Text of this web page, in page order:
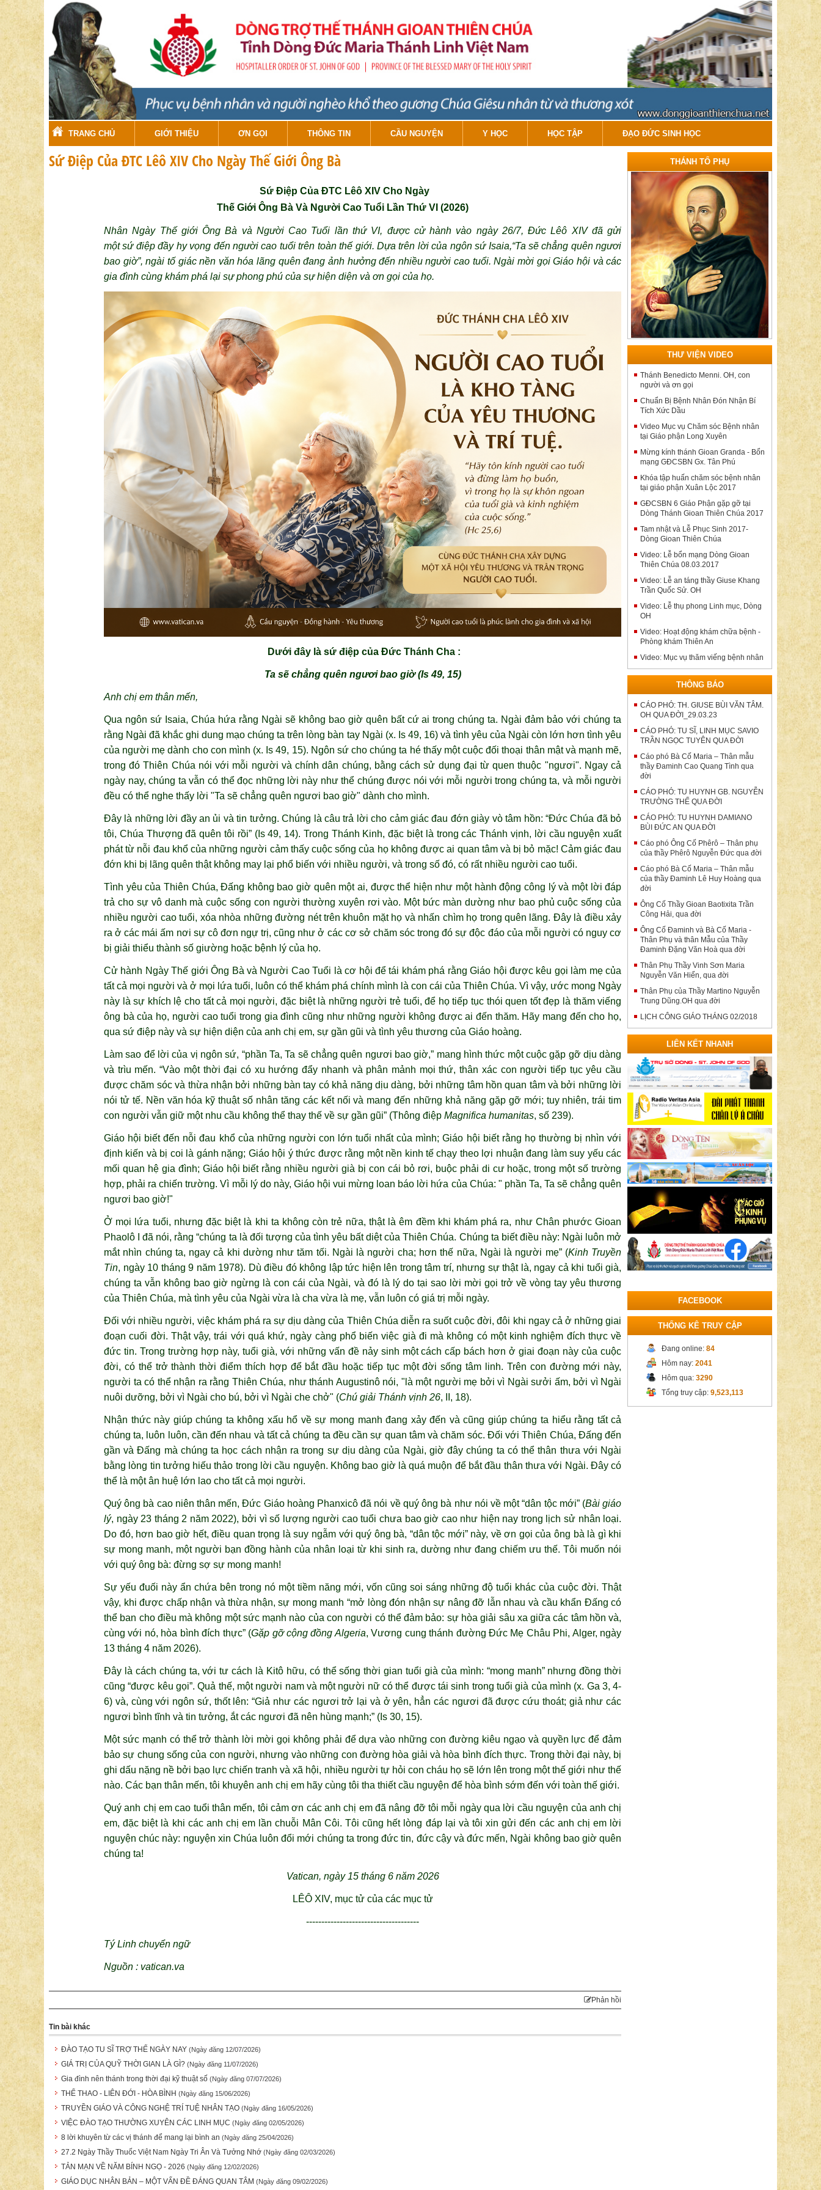
TRANG CHỦ GIỚI THIỆU ƠN GỌI THÔNG TIN CẦU NGUYỆN Y HỌC HỌC TẬP ĐẠO ĐỨC SINH HỌC
Sứ Điệp Của ĐTC Lêô XIV Cho Ngày Thế Giới Ông Bà
Sứ Điệp Của ĐTC Lêô XIV Cho Ngày
Thế Giới Ông Bà Và Người Cao Tuổi Lần Thứ VI (2026)
Nhân Ngày Thế giới Ông Bà và Người Cao Tuổi lần thứ VI, được cử hành vào ngày 26/7, ĐứcLêô XIVđã gửi
mộtsứđiệp đầyhy vọng đến người cao tuổi trên toàn thế giới. Dựa trên lời của ngôn sứ Isaia,“Ta sẽ chẳng ​quên ngươi
bao giờ”, ngài tố giác nền văn hóa lãng quên đang ảnh hưởng đến nhiều người cao tuổi. Ngài mời gọi Giáo hội và các
gia đình cùng khám phá lại sự phong phú của sự hiện diện và ơn gọi của họ.
Dưới đây là sứ điệp của Đức Thánh Cha :
Ta sẽ chẳng ​quên ngươi bao giờ (Is 49, 15)
Anh chị em thân mến,
Qua ngôn sứ Isaia, Chúa hứa rằng Ngài sẽ không bao giờ quên bất cứ ai trong chúng ta. Ngài đảm bảo với chúng ta
rằng Ngài đã khắc ghi dung mạo chúng ta trên lòng bàn tay Ngài (x. Is 49, 16) và tình yêu của Ngài còn lớn hơn tình yêu
của người mẹ dành cho con mình (x. Is 49, 15). Ngôn sứ cho chúng ta hé thấy một cuộc đối thoại thân mật và mạnh mẽ,
trong đó Thiên Chúa nói với mỗi người và chính dân chúng, bằng cách sử dụng đại từ quen thuộc "ngươi". Ngay cả
ngày nay, chúng ta vẫn có thể đọc những lời này như thể chúng được nói với mỗi người trong chúng ta, và mỗi người
đều có thể nghe thấy lời "Ta sẽ chẳng ​quên ngươi bao giờ" dành cho mình.
Đây là những lời đầy an ủi và tin tưởng. Chúng là câu trả lời cho cảm giác đau đớn giày vò tâm hồn: “Đức Chúa đã bỏ
tôi, Chúa Thượng đã quên tôi rồi” (Is 49, 14). Trong Thánh Kinh, đặc biệt là trong các Thánh vịnh, lời cầu nguyện xuất
phát từ nỗi đau khổ của những người cảm thấy cuộc sống của họ không được ai quan tâm và bị bỏ mặc! Cảm giác đau
đớn khi bị lãng quên thật không may lại phổ biến với nhiều người, và trong số đó, có rất nhiều người cao tuổi.
Tình yêu của Thiên Chúa, Đấng không bao giờ quên một ai, được thể hiện như một hành động công lý và một lời đáp
trả cho sự vô danh mà cuộc sống con người thường xuyên rơi vào. Một bức màn dường như bao phủ cuộc sống của
nhiều người cao tuổi, xóa nhòa những đường nét trên khuôn mặt họ và nhấn chìm họ trong quên lãng. Đây là điều xảy
ra ở các mái ấm nơi sự cô đơn ngự trị, cũng như ở các cơ sở chăm sóc trong đó sự độc đáo của mỗi người có nguy cơ
bị giải thiểu thành số giường hoặc bệnh lý của họ.
Cử hành Ngày Thế giới Ông Bà và Người Cao Tuổi là cơ hội để tái khám phá rằng Giáo hội được kêu gọi làm mẹ của
tất cả mọi người và ở mọi lứa tuổi, luôn có thể khám phá chính mình là con cái của Thiên Chúa. Vì vậy, ước mong Ngày
này là sự khích lệ cho tất cả mọi người, đặc biệt là những người trẻ tuổi, để họ tiếp tục thói quen tốt đẹp là thăm viếng
ông bà của họ, người cao tuổi trong gia đình cũng như những người không được ai đến thăm. Hãy mang đến cho họ,
qua sứ điệp này và sự hiện diện của anh chị em, sự gần gũi và tình yêu thương của Giáo hoàng.
Làm sao để lời của vị ngôn sứ, “phần Ta, Ta sẽ chẳng ​quên ngươi bao giờ,” mang hình thức một cuộc gặp gỡ dịu dàng
và trìu mến. “Vào một thời đại có xu hướng đẩy nhanh và phân mảnh mọi thứ, thân xác con người tiếp tục yêu cầu
được chăm sóc và thừa nhận bởi những bàn tay có khả năng dịu dàng, bởi những tâm hồn quan tâm và bởi những lời
nói tử tế. Nền văn hóa kỹ thuật số nhân tăng các kết nối và mang đến những khả năng gặp gỡ mới; tuy nhiên, trái tim
con người vẫn giữ một nhu cầu không thể thay thế về sự gần gũi” (Thông điệp Magnifica humanitas, số 239).
Giáo hội biết đến nỗi đau khổ của những người con lớn tuổi nhất của mình; Giáo hội biết rằng họ thường bị nhìn với
định kiến ​​và bị coi là gánh nặng; Giáo hội ý thức được rằng một nền kinh tế chạy theo lợi nhuận đang làm suy yếu các
mối quan hệ gia đình; Giáo hội biết rằng nhiều người già bị con cái bỏ rơi, buộc phải di cư hoặc, trong một số trường
hợp, phải ra chiến trường. Vì mỗi lý do này, Giáo hội vui mừng loan báo lời hứa của Chúa: " phần Ta, Ta sẽ chẳng ​quên
ngươi bao giờ!"
Ở mọi lứa tuổi, nhưng đặc biệt là khi ta không còn trẻ nữa, thật là êm đềm khi khám phá ra, như Chân phước Gioan
Phaolô I đã nói, rằng “chúng ta là đối tượng của tình yêu bất diệt của Thiên Chúa. Chúng ta biết điều này: Ngài luôn mở
mắt nhìn chúng ta, ngay cả khi dường như tăm tối. Ngài là người cha; hơn thế nữa, Ngài là người mẹ” (Kinh Truyền
Tin, ngày 10 tháng 9 năm 1978). Dù điều đó không lập tức hiện lên trong tâm trí, nhưng sự thật là, ngay cả khi tuổi già,
chúng ta vẫn không bao giờ ngừng là con cái của Ngài, và đó là lý do tại sao lời mời gọi trở về vòng tay yêu thương
của Thiên Chúa, mà tình yêu của Ngài vừa là cha vừa là mẹ, vẫn luôn có giá trị mỗi ngày.
Đối với nhiều người, việc khám phá ra sự dịu dàng của Thiên Chúa diễn ra suốt cuộc đời, đôi khi ngay cả ở những giai
đoạn cuối đời. Thật vậy, trái với quá khứ, ngày càng phổ biến việc già đi mà không có một kinh nghiệm đích thực về
đức tin. Trong trường hợp này, tuổi già, với những vấn đề nảy sinh một cách cấp bách hơn ở giai đoạn này của cuộc
đời, có thể trở thành thời điểm thích hợp để bắt đầu hoặc tiếp tục một đời sống tâm linh. Trên con đường mới này,
người ta có thể nhận ra rằng Thiên Chúa, như thánh Augustinô nói, "là một người mẹ bởi vì Ngài sưởi ấm, bởi vì Ngài
nuôi dưỡng, bởi vì Ngài cho bú, bởi vì Ngài che chở" (Chú giải Thánh vịnh 26, II, 18).
Nhận thức này giúp chúng ta không xấu hổ về sự mong manh đang xảy đến và cũng giúp chúng ta hiểu rằng tất cả
chúng ta, luôn luôn, cần đến nhau và tất cả chúng ta đều cần sự quan tâm và chăm sóc. Đối với Thiên Chúa, Đấng đến
gần và Đấng mà chúng ta học cách nhận ra trong sự dịu dàng của Ngài, giờ đây chúng ta có thể thân thưa với Ngài
bằng lòng tin tưởng hiếu thảo trong lời cầu nguyện. Không bao giờ là quá muộn để bắt đầu thân thưa với Ngài. Đây có
thể là một ân huệ lớn lao cho tất cả mọi người.
Quý ông bà cao niên thân mến, Đức Giáo hoàng Phanxicô đã nói về quý ông bà như nói về một “dân tộc mới” (Bài giáo
lý, ngày 23 tháng 2 năm 2022), bởi vì số lượng người cao tuổi chưa bao giờ cao như hiện nay trong lịch sử nhân loại.
Do đó, hơn bao giờ hết, điều quan trọng là suy ngẫm với quý ông bà, “dân tộc mới” này, về ơn gọi của ông bà là gì khi
sự mong manh, một người bạn đồng hành của nhân loại từ khi sinh ra, dường như đang chiếm ưu thế. Tôi muốn nói
với quý ông bà: đừng sợ sự mong manh!
Sự yếu đuối này ẩn chứa bên trong nó một tiềm năng mới, vốn cũng soi sáng những độ tuổi khác của cuộc đời. Thật
vậy, khi được chấp nhận và thừa nhận, sự mong manh “mở lòng đón nhận sự nâng đỡ lẫn nhau và cầu khẩn Đấng có
thể ban cho điều mà không một sức mạnh nào của con người có thể đảm bảo: sự hòa giải sâu xa giữa các tâm hồn và,
cùng với nó, hòa bình đích thực” (Gặp gỡ cộng đồng Algeria, Vương cung thánh đường Đức Mẹ Châu Phi, Alger, ngày
13 tháng 4 năm 2026).
Đây là cách chúng ta, với tư cách là Kitô hữu, có thể sống thời gian tuổi già của mình: “mong manh” nhưng đồng thời
cũng “được kêu gọi”. Quả thế, một người nam và một người nữ có thể được tái sinh trong tuổi già của mình (x. Ga 3, 4-
6) và, cùng với ngôn sứ, thốt lên: “Giả như các ngươi trở lại và ở yên, hẳn các ngươi đã được cứu thoát; giả như các
ngươi bình tĩnh và ​tin tưởng, ắt các ngươi đã nên hùng mạnh;” (Is 30, 15).
Một sức mạnh có thể trở thành lời mời gọi không phải để dựa vào những con đường kiêu ngạo và quyền lực để đảm
bảo sự chung sống của con người, nhưng vào những con đường hòa giải và hòa bình đích thực. Trong thời đại này, bị
ghi dấu nặng nề bởi bạo lực chiến tranh và xã hội, nhiều người tự hỏi con cháu họ sẽ lớn lên trong một thế giới như thế
nào. Các bạn thân mến, tôi khuyên anh chị em hãy cùng tôi tha thiết cầu nguyện để hòa bình sớm đến với toàn thế giới.
Quý anh chị em cao tuổi thân mến, tôi cảm ơn các anh chị em đã nâng đỡ tôi mỗi ngày qua lời cầu nguyện của anh chị
em, đặc biệt là khi các anh chị em lần chuỗi Mân Côi. Tôi cũng hết lòng đáp lại và tôi xin gửi đến các anh chị em lời
nguyện chúc này: nguyện xin Chúa luôn đổi mới chúng ta trong đức tin, đức cậy và đức mến, Ngài không bao giờ quên
chúng ta!
Vatican, ngày 15 tháng 6 năm 2026
LÊÔ XIV, mục tử của các mục tử
-------------------------------------
Tý Linh chuyển ngữ
Nguồn : vatican.va
Phản hồi
Tin bài khác
ĐÀO TẠO TU SĨ TRỢ THẾ NGÀY NAY (Ngày đăng 12/07/2026)
GIÁ TRỊ CỦA QUỸ THỜI GIAN LÀ GÌ? (Ngày đăng 11/07/2026)
Gia đình nên thánh trong thời đại kỹ thuật số (Ngày đăng 07/07/2026)
THỂ THAO - LIÊN ĐỚI - HÒA BÌNH (Ngày đăng 15/06/2026)
TRUYỀN GIÁO VÀ CÔNG NGHỆ TRÍ TUỆ NHÂN TẠO (Ngày đăng 16/05/2026)
VIỆC ĐÀO TẠO THƯỜNG XUYÊN CÁC LINH MỤC (Ngày đăng 02/05/2026)
8 lời khuyên từ các vị thánh để mang lại bình an (Ngày đăng 25/04/2026)
27.2 Ngày Thầy Thuốc Việt Nam Ngày Tri Ân Và Tưởng Nhớ (Ngày đăng 02/03/2026)
TẢN MẠN VỀ NĂM BÍNH NGỌ - 2026 (Ngày đăng 12/02/2026)
GIÁO DỤC NHÂN BẢN – MỘT VẤN ĐỀ ĐÁNG QUAN TÂM (Ngày đăng 09/02/2026)
THÁNH TỔ PHỤ
THƯ VIỆN VIDEO
Thánh Benedicto Menni. OH, con
người và ơn gọi
Chuẩn Bị Bệnh Nhân Đón Nhận Bí
Tích Xức Dầu
Video Mục vụ Chăm sóc Bệnh nhân
tại Giáo phận Long Xuyên
Mừng kính thánh Gioan Granda - Bổn
mạng GĐCSBN Gx. Tân Phú
Khóa tập huấn chăm sóc bệnh nhân
tại giáo phận Xuân Lộc 2017
GĐCSBN 6 Giáo Phận gặp gỡ tại
Dòng Thánh Gioan Thiên Chúa 2017
Tam nhật và Lễ Phục Sinh 2017-
Dòng Gioan Thiên Chúa
Video: Lễ bổn mạng Dòng Gioan
Thiên Chúa 08.03.2017
Video: Lễ an táng thầy Giuse Khang
Trần Quốc Sử. OH
Video: Lễ thụ phong Linh mục, Dòng
OH
Video: Hoạt động khám chữa bệnh -
Phòng khám Thiên An
Video: Mục vụ thăm viếng bệnh nhân
THÔNG BÁO
CÁO PHÓ: TH. GIUSE BÙI VĂN TÂM.
OH QUA ĐỜI_29.03.23
CÁO PHÓ: TU SĨ, LINH MỤC SAVIO
TRẦN NGỌC TUYÊN QUA ĐỜI
Cáo phó Bà Cố Maria – Thân mẫu
thầy Đaminh Cao Quang Tình qua
đời
CÁO PHÓ: TU HUYNH GB. NGUYỄN
TRƯỜNG THẾ QUA ĐỜI
CÁO PHÓ: TU HUYNH DAMIANO
BÙI ĐỨC AN QUA ĐỜI
Cáo phó Ông Cố Phêrô – Thân phụ
của thầy Phêrô Nguyễn Đức qua đời
Cáo phó Bà Cố Maria – Thân mẫu
của thầy Đaminh Lê Huy Hoàng qua
đời
Ông Cố Thầy Gioan Baotixita Trần
Công Hải, qua đời
Ông Cố Đaminh và Bà Cố Maria -
Thân Phụ và thân Mẫu của Thầy
Đaminh Đặng Văn Hoà qua đời
Thân Phụ Thầy Vinh Sơn Maria
Nguyễn Văn Hiển, qua đời
Thân Phụ của Thầy Martino Nguyễn
Trung Dũng.OH qua đời
LỊCH CÔNG GIÁO THÁNG 02/2018
LIÊN KẾT NHANH
FACEBOOK
THỐNG KÊ TRUY CẬP
Đang online:84
Hôm nay:2041
Hôm qua:3290
Tổng truy cập:9,523,113